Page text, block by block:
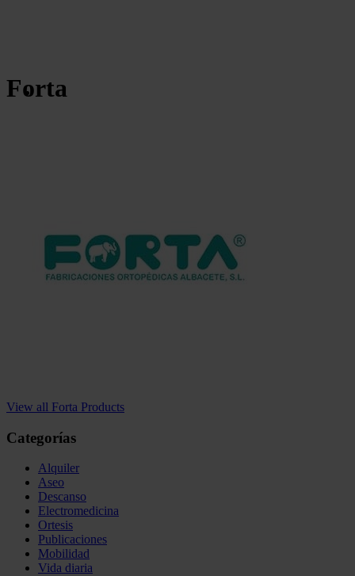
Forta
View all Forta Products
Categorías
Alquiler
Aseo
Descanso
Electromedicina
Ortesis
Publicaciones
Mobilidad
Vida diaria